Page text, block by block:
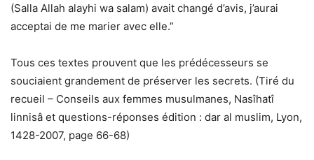
(Salla Allah alayhi wa salam) avait changé d’avis, j’aurai
acceptai de me marier avec elle.”
Tous ces textes prouvent que les prédécesseurs se
souciaient grandement de préserver les secrets. (Tiré du
recueil – Conseils aux femmes musulmanes, Nasîhatî
linnisâ et questions-réponses édition : dar al muslim, Lyon,
1428-2007, page 66-68)